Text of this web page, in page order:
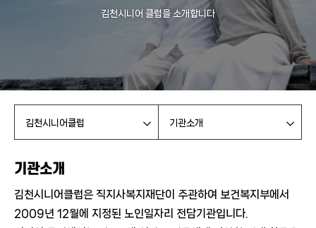
김천시니어 클럽을 소개합니다
김천시니어클럽 기관소개
기관소개
김천시니어클럽은 직지사복지재단이 주관하여 보건복지부에서
2009년 12월에 지정된 노인일자리 전담기관입니다.